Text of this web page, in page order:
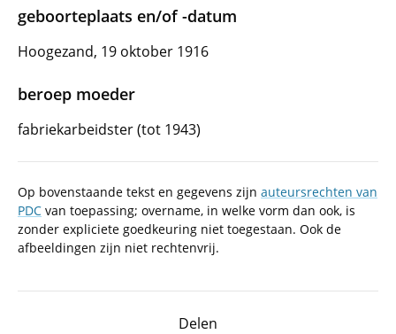
geboorteplaats en/of -datum
Hoogezand, 19 oktober 1916
beroep moeder
fabriekarbeidster (tot 1943)
Op bovenstaande tekst en gegevens zijn auteursrechten van
PDC van toepassing; overname, in welke vorm dan ook, is
zonder expliciete goedkeuring niet toegestaan. Ook de
afbeeldingen zijn niet rechtenvrij.
Delen